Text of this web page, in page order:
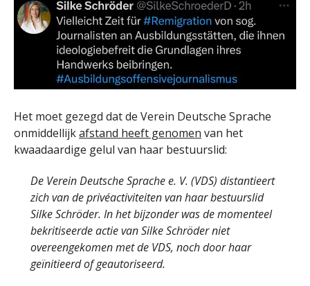
Het moet gezegd dat de Verein Deutsche Sprache
onmiddellijkafstand heeft genomen van het
kwaadaardige gelul van haar bestuurslid:
De Verein Deutsche Sprache e. V. (VDS) distantieert
zich van de privéactiviteiten van haar bestuurslid
Silke Schröder. In het bijzonder was de momenteel
bekritiseerde actie van Silke Schröder niet
overeengekomen met de VDS, noch door haar
geïnitieerd of geautoriseerd.